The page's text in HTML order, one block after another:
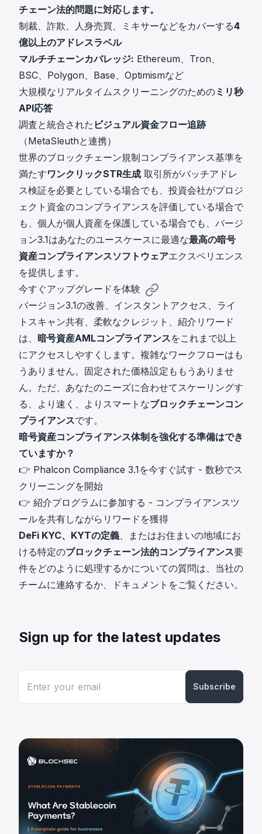
チェーン法的問題に対応します。
制裁、詐欺、人身売買、ミキサーなどをカバーする4
億以上のアドレスラベル
マルチチェーンカバレッジ: Ethereum、Tron、
BSC、Polygon、Base、Optimismなど
大規模なリアルタイムスクリーニングのためのミリ秒
API応答
調査と統合された ビジュアル資金フロー追跡
（MetaSleuthと連携）
世界のブロックチェーン規制コンプライアンス基準を
満たすワンクリックSTR生成 取引所がバッチアドレ
ス検証を必要としている場合でも、投資会社がプロジ
ェクト資金のコンプライアンスを評価している場合で
も、個人が個人資産を保護している場合でも、バージ
ョン3.1はあなたのユースケースに最適な最高の暗号
資産コンプライアンスソフトウェアエクスペリエンス
を提供します。
今すぐアップグレードを体験
バージョン3.1の改善、インスタントアクセス、ライ
トスキャン共有、柔軟なクレジット、紹介リワード
は、 暗号資産AMLコンプライアンスをこれまで以上
にアクセスしやすくします。複雑なワークフローはも
うありません。固定された価格設定ももうありませ
ん。ただ、あなたのニーズに合わせてスケーリングす
る、より速く、よりスマートなブロックチェーンコン
プライアンスです。
暗号資産コンプライアンス体制を強化する準備はでき
ていますか？
👉 Phalcon Compliance 3.1を今すぐ試す - 数秒でス
クリーニングを開始
👉 紹介プログラムに参加する - コンプライアンスツ
ールを共有しながらリワードを獲得
DeFi KYC、KYTの定義、またはお住まいの地域にお
ける特定のブロックチェーン法的コンプライアンス要
件をどのように処理するかについての質問は、当社の
チームに連絡するか、ドキュメントをご覧ください。
Sign up for the latest updates
Subscribe